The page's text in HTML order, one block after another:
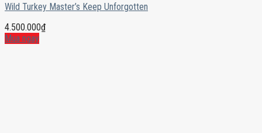
Wild Turkey Master’s Keep Unforgotten
4.500.000₫
Mua ngay